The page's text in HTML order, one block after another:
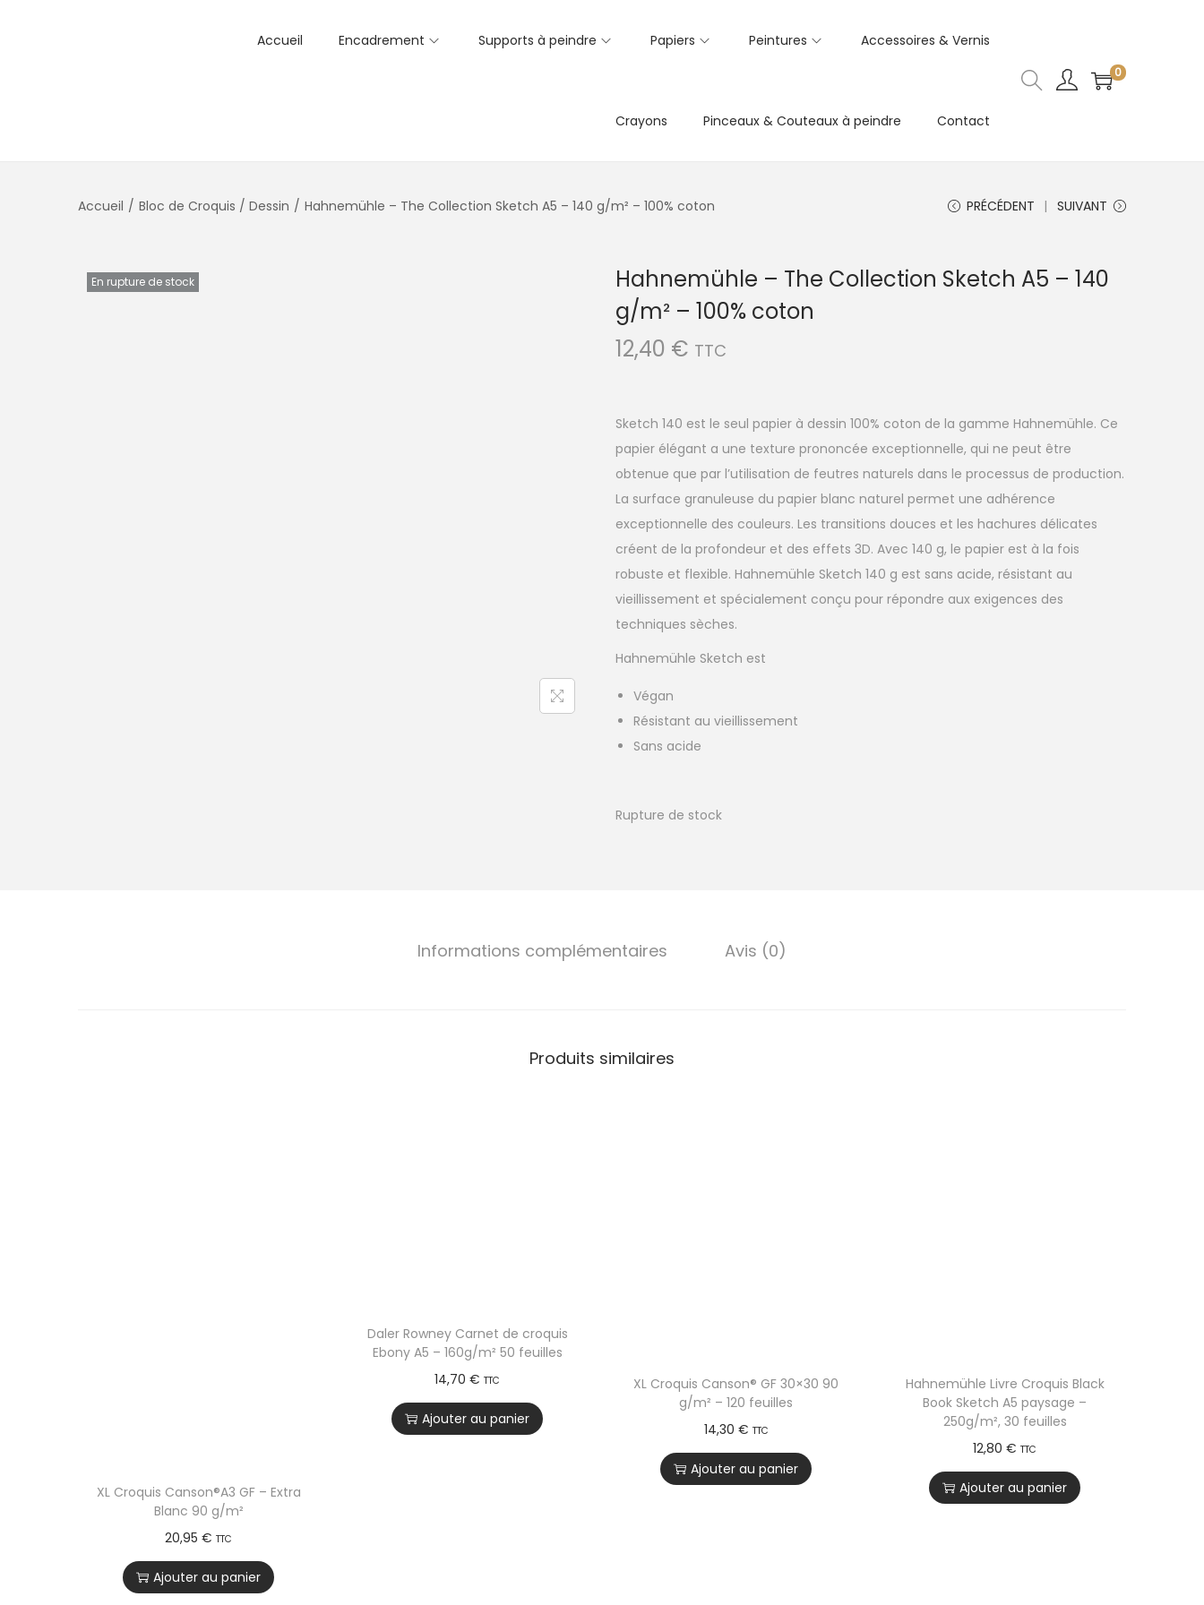
Accueil Encadrement Supports à peindre Papiers Peintures Accessoires & Vernis
Crayons Pinceaux & Couteaux à peindre Contact
0
Accueil / Bloc de Croquis / Dessin / Hahnemühle – The Collection Sketch A5 – 140 g/m² – 100% coton PRÉCÉDENT SUIVANT
En rupture de stock
Hahnemühle – The Collection Sketch A5 – 140
g/m² – 100% coton
12,40 € TTC
Sketch 140 est le seul papier à dessin 100% coton de la gamme Hahnemühle. Ce
papier élégant a une texture prononcée exceptionnelle, qui ne peut être
obtenue que par l’utilisation de feutres naturels dans le processus de production.
La surface granuleuse du papier blanc naturel permet une adhérence
exceptionnelle des couleurs. Les transitions douces et les hachures délicates
créent de la profondeur et des effets 3D. Avec 140 g, le papier est à la fois
robuste et flexible. Hahnemühle Sketch 140 g est sans acide, résistant au
vieillissement et spécialement conçu pour répondre aux exigences des
techniques sèches.
Hahnemühle Sketch est
Végan
Résistant au vieillissement
Sans acide
Rupture de stock
Informations complémentaires Avis (0)
Produits similaires
XL Croquis Canson®A3 GF – Extra
Blanc 90 g/m²
20,95€ TTC
Ajouter au panier
Daler Rowney Carnet de croquis
Ebony A5 – 160g/m² 50 feuilles
14,70€ TTC
Ajouter au panier
XL Croquis Canson® GF 30×30 90
g/m² – 120 feuilles
14,30 € TTC
Ajouter au panier
Hahnemühle Livre Croquis Black
Book Sketch A5 paysage –
250g/m², 30 feuilles
12,80€ TTC
Ajouter au panier